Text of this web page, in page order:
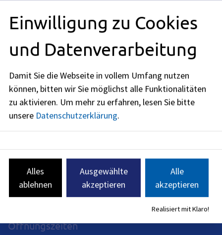
Verwandte Themen
für Ernährung, Landwirtschaft, Forsten und Tourismus (siehe
BayernPortal
)
Abt. Naturschutz und Landschaftsplanung
Anschrift
Schuhstraße 40
Öffnungszeiten
Einwilligung zu Cookies
und Datenverarbeitung
Damit Sie die Webseite in vollem Umfang nutzen
können, bitten wir Sie möglichst alle Funktionalitäten
zu aktivieren. Um mehr zu erfahren, lesen Sie bitte
unsere Datenschutzerklärung.
Alles
ablehnen
Ausgewählte
akzeptieren
Alle
akzeptieren
Realisiert mit Klaro!